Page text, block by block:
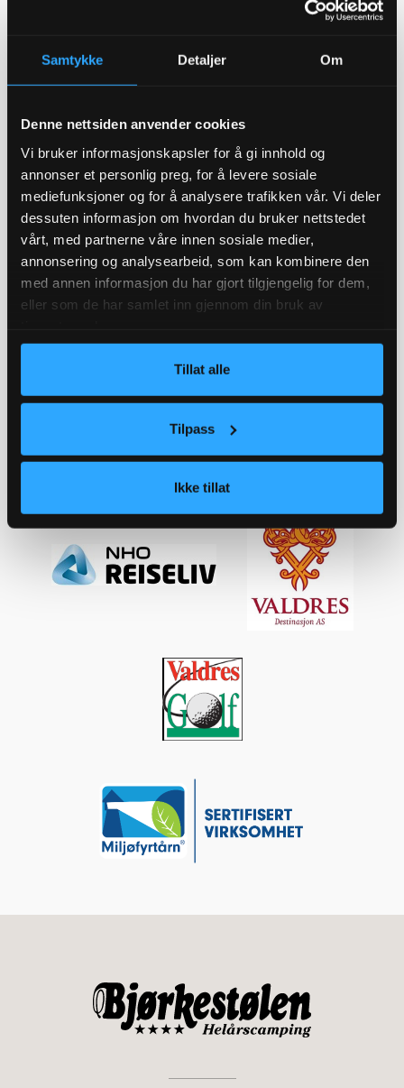
Samtykke Detaljer Om
Denne nettsiden anvender cookies
Vi bruker informasjonskapsler for å gi innhold og
annonser et personlig preg, for å levere sosiale
mediefunksjoner og for å analysere trafikken vår. Vi deler
dessuten informasjon om hvordan du bruker nettstedet
vårt, med partnerne våre innen sosiale medier,
annonsering og analysearbeid, som kan kombinere den
med annen informasjon du har gjort tilgjengelig for dem,
eller som de har samlet inn gjennom din bruk av
Tillat alle
Tilpass
Ikke tillat
been to. And that is saying a lot, because he has